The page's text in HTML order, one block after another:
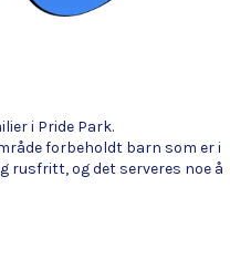
i Pride Park.
forbeholdt barn som er i
rusfritt, og det serveres noe å